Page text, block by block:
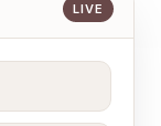
LIVE